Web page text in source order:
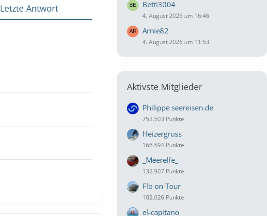
Letzte Antwort Betti3004
4. August 2026 um 16:46
Arnie82
4. August 2026 um 11:53
Aktivste Mitglieder
Philippe seereisen.de
753.503 Punkte
Heizergruss
166.594 Punkte
_Meerelfe_
132.907 Punkte
Flo on Tour
102.026 Punkte
el-capitano